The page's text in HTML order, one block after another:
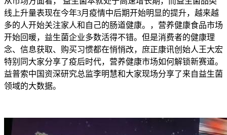
线上升量表现在今年3月疫情中后期开始明显的提升，越来越
多的人开始关注家人和自己的肠道健康。，营养健康食品市场
开始回暖，益生菌企业多数活得不错。但是消费者的健康理
念、信息获取、购买习惯都在悄悄改，庶正康讯创始人王大宏
特别同大家分享了疫后时代，营养健康市场如何解锁新赛道。
益普索中国资深研究总监李明慧和大家现场分享了来自益生菌
领域的大数据。